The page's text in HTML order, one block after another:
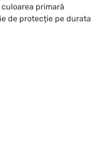
primară
de protecție pe